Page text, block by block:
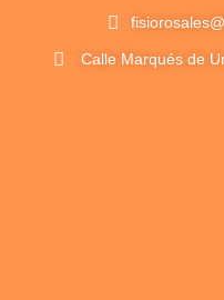
Calle Marqués de